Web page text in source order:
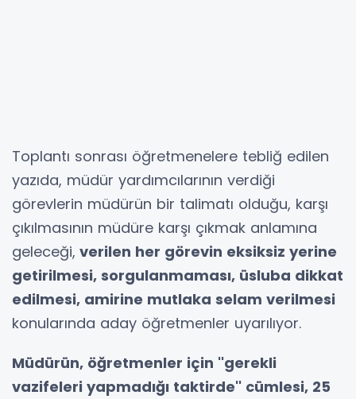
Toplantı sonrası öğretmenelere tebliğ edilen
yazıda, müdür yardımcılarının verdiği
görevlerin müdürün bir talimatı olduğu, karşı
çıkılmasının müdüre karşı çıkmak anlamına
geleceği, verilen her görevin eksiksiz yerine
getirilmesi, sorgulanmaması, üsluba dikkat
edilmesi, amirine mutlaka selam verilmesi
konularında aday öğretmenler uyarılıyor.
Müdürün, öğretmenler için ''gerekli
vazifeleri yapmadığı taktirde'' cümlesi, 25